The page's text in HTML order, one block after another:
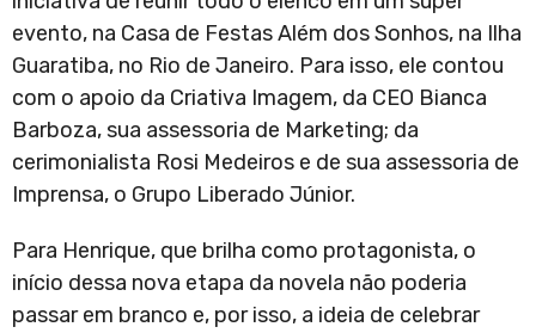
evento, na Casa de Festas Além dos Sonhos, na Ilha
Guaratiba, no Rio de Janeiro. Para isso, ele contou
com o apoio da Criativa Imagem, da CEO Bianca
Barboza, sua assessoria de Marketing; da
cerimonialista Rosi Medeiros e de sua assessoria de
Imprensa, o Grupo Liberado Júnior.
Para Henrique, que brilha como protagonista, o
início dessa nova etapa da novela não poderia
passar em branco e, por isso, a ideia de celebrar